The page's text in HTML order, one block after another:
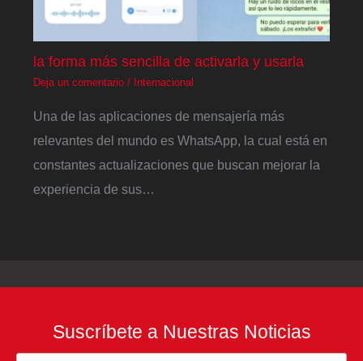
la forma más sencilla de activarla y usarla
Deja un comentario / Internacional
Una de las aplicaciones de mensajería más
relevantes del mundo es WhatsApp, la cual está en
constantes actualizaciones que buscan mejorar la
experiencia de sus…
Suscríbete a Nuestras Noticias